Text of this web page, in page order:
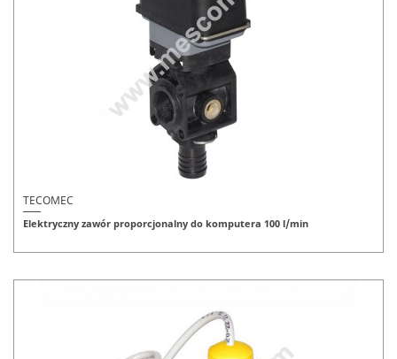
TECOMEC
Elektryczny zawór proporcjonalny do komputera 100 l/min